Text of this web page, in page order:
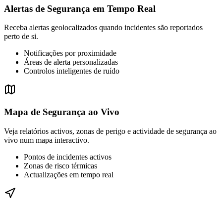
Alertas de Segurança em Tempo Real
Receba alertas geolocalizados quando incidentes são reportados
perto de si.
Notificações por proximidade
Áreas de alerta personalizadas
Controlos inteligentes de ruído
Mapa de Segurança ao Vivo
Veja relatórios activos, zonas de perigo e actividade de segurança ao
vivo num mapa interactivo.
Pontos de incidentes activos
Zonas de risco térmicas
Actualizações em tempo real